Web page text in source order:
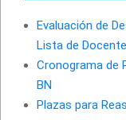
Evaluación de
Lista de
Cronograma de
BN
Plazas para